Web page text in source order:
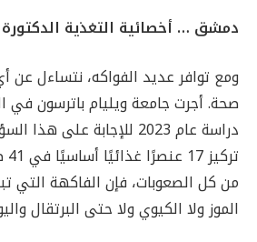
دمشق … أخصائية التغذية
ومع توافر عديد الفواكه، نتساءل عن
صحة. أجرت جامعة ويليام باترسون في
دراسة عام 2023 للإجابة
من كل الصعوبات، فإن الفاكهة التي
الموز ولا الكيوي ولا حتى البرتقال